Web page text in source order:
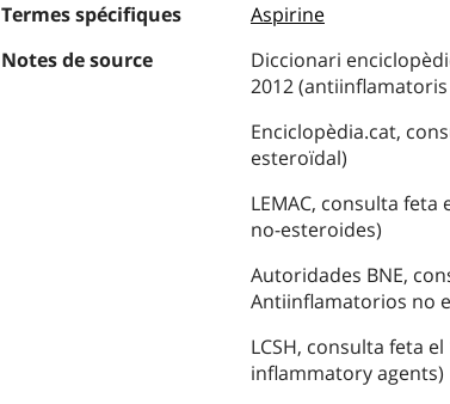
Termes spécifiques
Aspirine
Notes de source
Diccionari
2012
Enciclopèdia.cat,
esteroïdal)
LEMAC, consulta
no-esteroides)
Autoridades BNE,
Antiinflamatorios no
LCSH, consulta feta
inflammatory agents)